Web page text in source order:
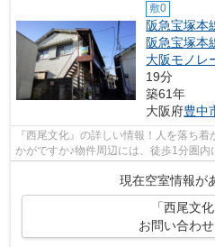
敷0
阪急宝塚本
阪急宝塚本
大阪モノレ
19分
築61年
大阪府豊中
『西尾文化』の詳しい情報！人を落ち
かがですか♪物件周辺には、徒歩1分圏
現在空室情報が
「西尾文
お問い合わ